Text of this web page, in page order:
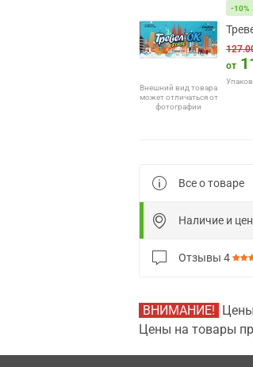
Внешний вид товара
может отличаться от
фотографии
-10%
от
Все о товаре
Наличие и
Отзывы 4
ВНИМАНИЕ!
Цены на товары